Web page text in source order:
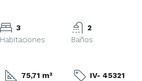
3
Habitaciones
2
Baños
75,71 m²
IV- 45321